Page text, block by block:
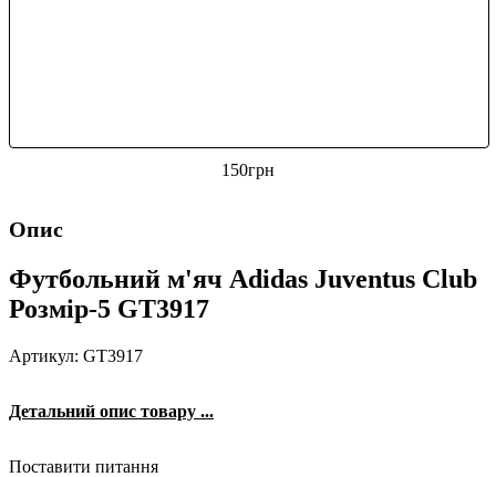
150грн
Опис
Футбольний м'яч Adidas Juventus Club
Розмір-5 GT3917
Артикул: GT3917
Детальний опис товару ...
Поставити питання